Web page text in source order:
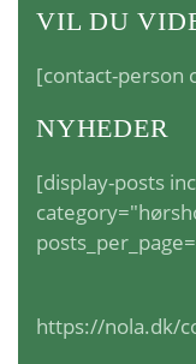
VIL DU
[contact-person
NYHEDER
[display-posts
https://nola.dk/